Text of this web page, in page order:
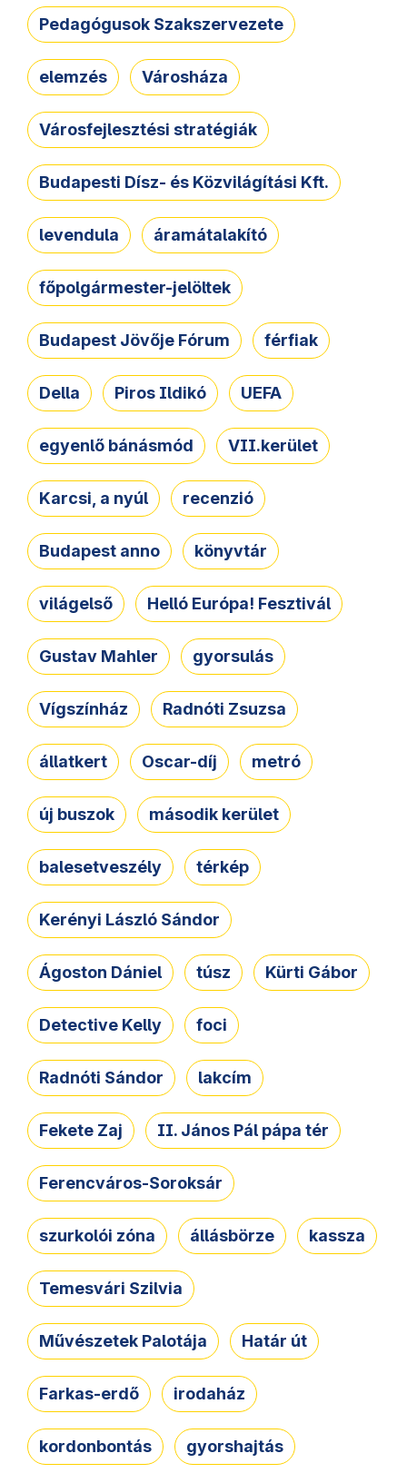
Pedagógusok Szakszervezete
elemzés Városháza
Városfejlesztési stratégiák
Budapesti Dísz- és Közvilágítási Kft.
levendula áramátalakító
főpolgármester-jelöltek
Budapest Jövője Fórum férfiak
Della Piros Ildikó UEFA
egyenlő bánásmód VII.kerület
Karcsi, a nyúl recenzió
Budapest anno könyvtár
világelső Helló Európa! Fesztivál
Gustav Mahler gyorsulás
Vígszínház Radnóti Zsuzsa
állatkert Oscar-díj metró
új buszok második kerület
balesetveszély térkép
Kerényi László Sándor
Ágoston Dániel túsz Kürti Gábor
Detective Kelly foci
Radnóti Sándor lakcím
Fekete Zaj II. János Pál pápa tér
Ferencváros-Soroksár
szurkolói zóna állásbörze kassza
Temesvári Szilvia
Művészetek Palotája Határ út
Farkas-erdő irodaház
kordonbontás gyorshajtás